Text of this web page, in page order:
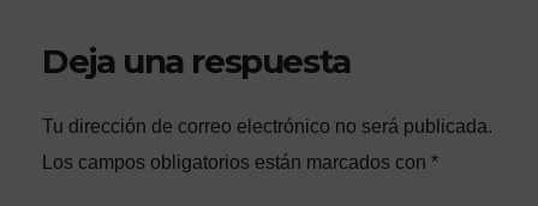
Deja una respuesta
Tu dirección de correo electrónico no será publicada.
Los campos obligatorios están marcados con *